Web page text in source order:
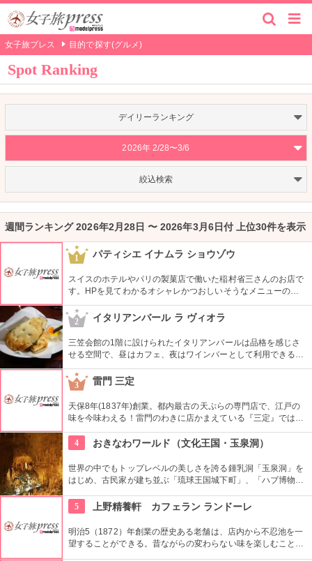
女子旅プレス 目的で探す(グルメ)
Spot Ranking
デイリーランキング
2026年 2/28〜3/6
絞込検索
週間ランキング 2026年2月28日 〜 2026年3月6日付 上位30件を表示
1 パティシエ イナムラ ショウゾウ
スイスのホテルやパリの製菓店で働いた稲村省三さんのお店で
す。HPを見てわかるオシャレかつおしいそうなメニューの
数々。口コミなどでも行列やおみやげで喜ばれたなどの話が後
を絶えません。
2 イタリアンバール ラ ヴィオラ
三笠会館の1階に設けられたイタリアンバールは品格を感じさ
せる空間で、昼はカフェ、夜はワインバーとして利用できる。
立ち飲みのバンコは、奥にひろがるテーブル席のサロンより各
メニュー200円ほど安くなっている。
3 雷門 三定
天保8年(1837年)創業。都内最古の天ぷらの専門店で、江戸の
味を今味わえる！雷門のわきに店かまえている『三定』では特
製のゴマ油で揚げた天ぷらが人気。
4
おきなわワールド（文化王国・玉泉洞）
世界の中でもトップレベルの美しさを誇る鍾乳洞「玉泉洞」を
はじめ、古民家が建ち並ぶ「琉球王国城下町」、「ハブ博物公
ど多彩な体験ができる観光テーマパーク。沖縄のグルメもある
ので一日楽しめる。
5 上野精養軒 カフェラン ランドーレ
明治5（1872）年創業の歴史ある老舗は、店内から不忍池を一
望することができる。昔ながらの変わらない味を楽しむことが